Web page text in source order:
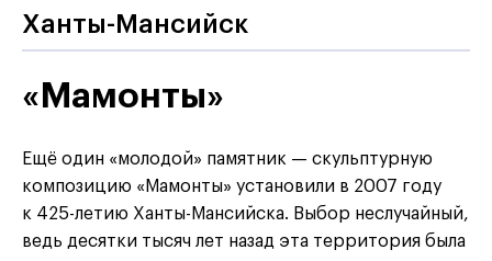
Ханты-Мансийск
«Мамонты»
Ещё один «молодой» памятник — скульптурную
композицию «Мамонты» установили в 2007 году
к 425-летию Ханты-Мансийска. Выбор неслучайный,
ведь десятки тысяч лет назад эта территория была